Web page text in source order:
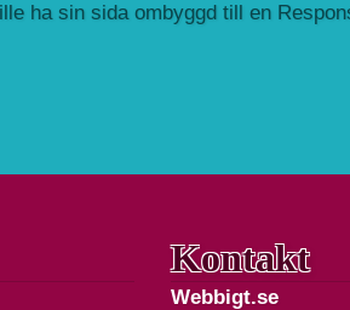
ha sin sida ombyggd till en
Kontakt
Webbigt.se